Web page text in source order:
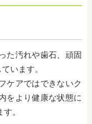
た汚れや歯石、頑固
います。
ケアではできないク
をより健康な状態に
。